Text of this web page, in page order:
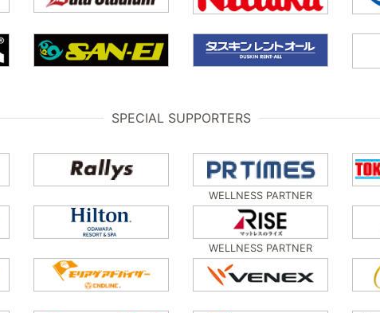
SPECIAL SUPPORTERS
WELLNESS PARTNER
WELLNESS PARTNER